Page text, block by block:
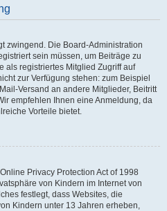
zwingend. Die Board-Administration
sein müssen, um Beiträge zu
als registriertes Mitglied Zugriff auf
zur Verfügung stehen: zum Beispiel
Versand an andere Mitglieder, Beitritt
empfehlen Ihnen eine Anmeldung, da
Vorteile bietet.
Privacy Protection Act of 1998
von Kindern im Internet von
festlegt, dass Websites, die
Kindern unter 13 Jahren erheben,